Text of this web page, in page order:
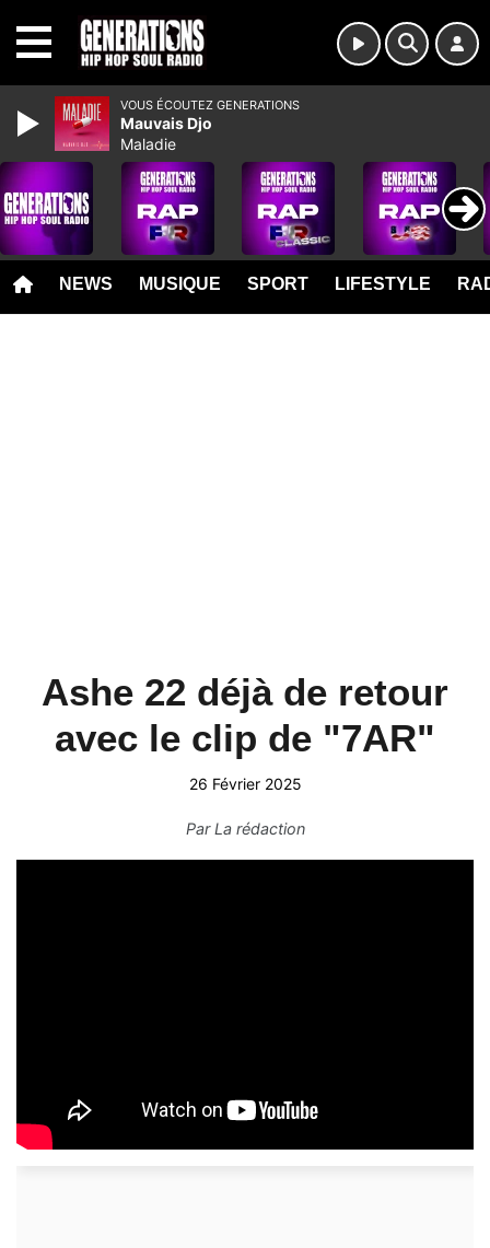
NEWS MUSIQUE SPORT LIFESTYLE
Ashe 22 déjà de retour
avec le clip de "7AR"
26 Février 2025
ParLa rédaction
VOUS ÉCOUTEZ GENERATIONS
Mauvais Djo
Maladie